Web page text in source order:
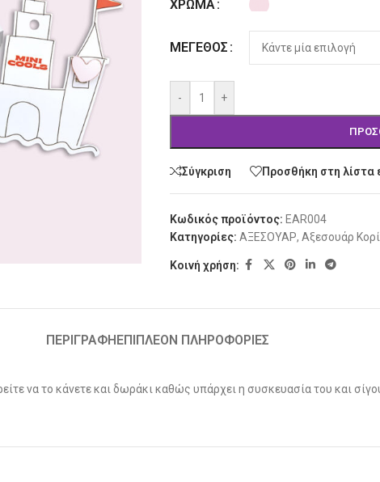
ΧΡΏΜΑ
ΜΈΓΕΘΟΣ
- +
Σύγκριση Προσθήκη στη λίστα
Κωδικός προϊόντος: EAR004
Κατηγορίες: ΑΞΕΣΟΥΑΡ, Αξεσουάρ
Κοινή χρήση:
ΠΕΡΙΓΡΑΦΉ ΕΠΙΠΛΈΟΝ ΠΛΗΡΟΦΟΡΊΕΣ
να το κάνετε και δωράκι καθώς υπάρχει η συσκευασία του και